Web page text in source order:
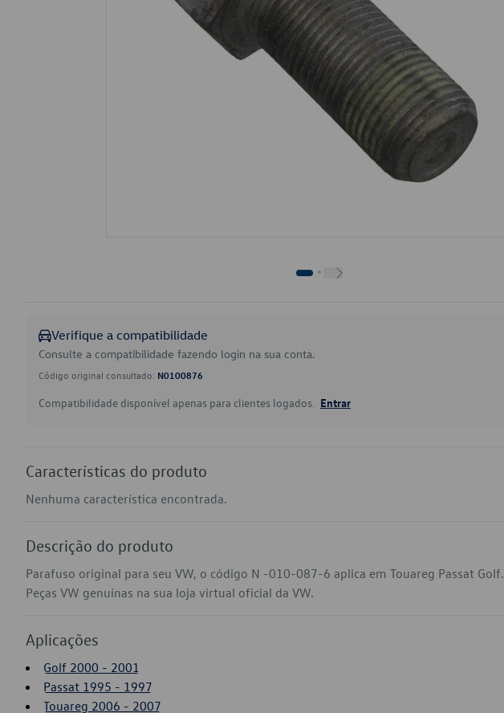
Verifique a compatibilidade
Consulte a compatibilidade fazendo login na sua conta.
Código original consultado: N0100876
Compatibilidade disponível apenas para clientes logados. Entrar
Características do produto
Nenhuma característica encontrada.
Descrição do produto
Parafuso original para seu VW, o código N -010-087-6 aplica em Touareg Passat Golf.
Peças VW genuínas na sua loja virtual oficial da VW.
Aplicações
Golf 2000 - 2001
Passat 1995 - 1997
Touareg 2006 - 2007